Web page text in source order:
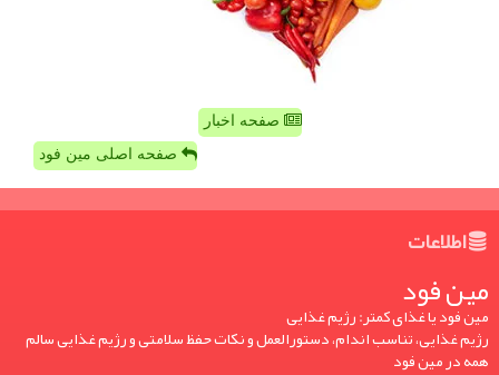
صفحه اخبار
صفحه اصلی مین فود
اطلاعات
مین فود
مین فود یا غذای کمتر: رژیم غذایی
رژیم غذایی، تناسب اندام، دستورالعمل و نکات حفظ سلامتی و رژیم غذایی سالم
همه در مین فود